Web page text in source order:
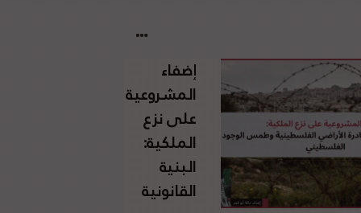
إضفاء
المشروعية
على نزع
الملكية:
البنية
القانونية